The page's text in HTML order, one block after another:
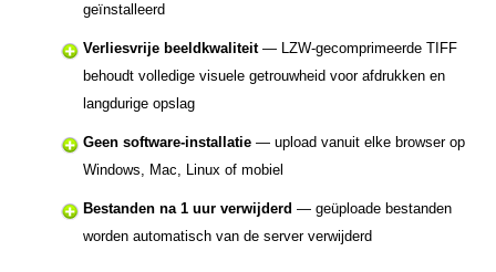
geïnstalleerd
Verliesvrije beeldkwaliteit— LZW-gecomprimeerde TIFF
behoudt volledige visuele getrouwheid voor afdrukken en
langdurige opslag
Geen software-installatie — upload vanuit elke browser op
Windows, Mac, Linux of mobiel
Bestanden na 1 uur verwijderd — geüploade bestanden
worden automatisch van de server verwijderd